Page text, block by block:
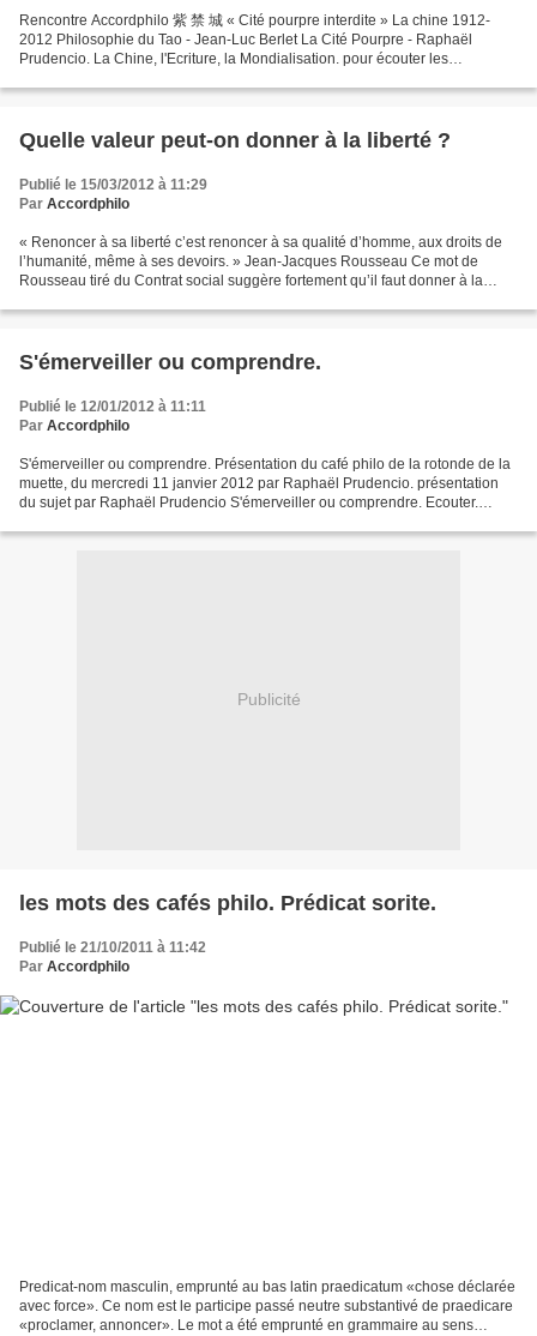
Rencontre Accordphilo 紫 禁 城 « Cité pourpre interdite » La chine 1912-
2012 Philosophie du Tao - Jean-Luc Berlet La Cité Pourpre - Raphaël
Prudencio. La Chine, l'Ecriture, la Mondialisation. pour écouter les
Quelle valeur peut-on donner à la liberté ?
Publié le 15/03/2012 à 11:29
Par Accordphilo
« Renoncer à sa liberté c’est renoncer à sa qualité d’homme, aux droits de
l’humanité, même à ses devoirs. » Jean-Jacques Rousseau Ce mot de
Rousseau tiré du Contrat social suggère fortement qu’il faut donner à la
S'émerveiller ou comprendre.
Publié le 12/01/2012 à 11:11
Par Accordphilo
S'émerveiller ou comprendre. Présentation du café philo de la rotonde de la
muette, du mercredi 11 janvier 2012 par Raphaël Prudencio. présentation
du sujet par Raphaël Prudencio S'émerveiller ou comprendre. Ecouter.
Publicité
les mots des cafés philo. Prédicat sorite.
Publié le 21/10/2011 à 11:42
Par Accordphilo
Predicat-nom masculin, emprunté au bas latin praedicatum «chose déclarée
avec force». Ce nom est le participe passé neutre substantivé de praedicare
«proclamer, annoncer». Le mot a été emprunté en grammaire au sens